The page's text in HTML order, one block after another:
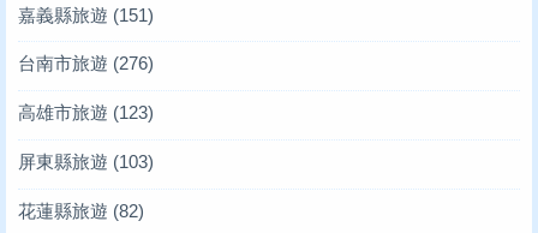
嘉義縣旅遊 (151)
台南市旅遊 (276)
高雄市旅遊 (123)
屏東縣旅遊 (103)
花蓮縣旅遊 (82)